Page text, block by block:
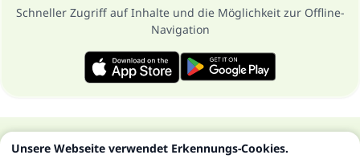
Schneller Zugriff auf Inhalte und die Möglichkeit zur Offline-
Navigation
Über die SeiteDatenschutzrichtlinien
Alle Rechte vorbehalten - Islam Q&A 1997-2025 ©
Unsere Webseite verwendet Erkennungs-Cookies.